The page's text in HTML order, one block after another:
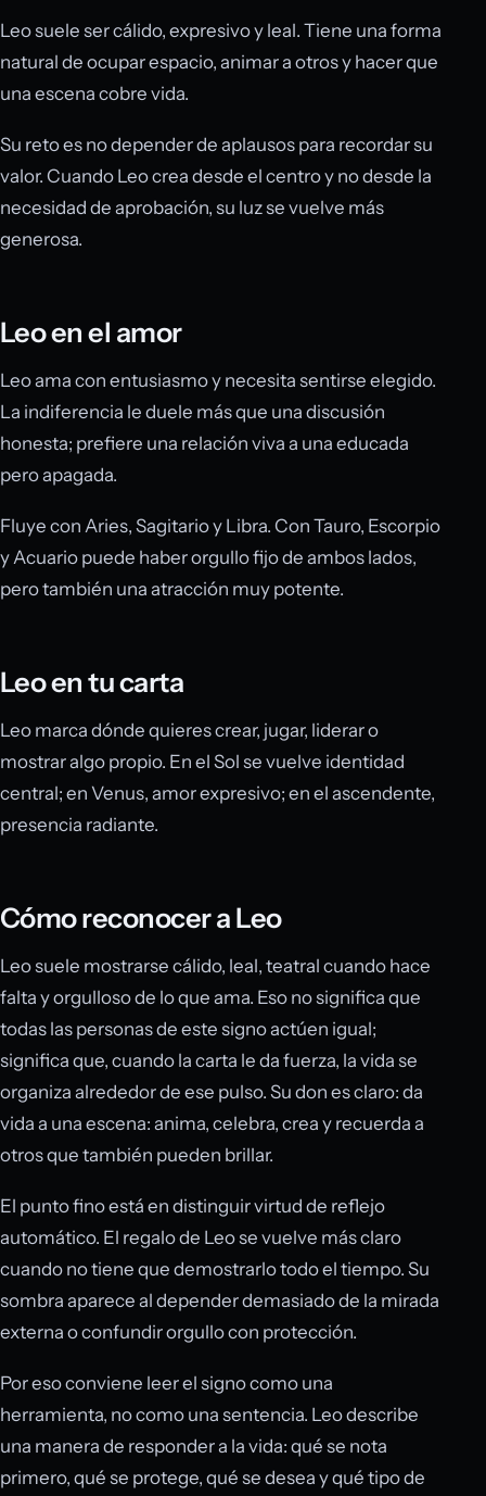
Leo suele ser cálido, expresivo y leal. Tiene una forma
natural de ocupar espacio, animar a otros y hacer que
una escena cobre vida.
Su reto es no depender de aplausos para recordar su
valor. Cuando Leo crea desde el centro y no desde la
necesidad de aprobación, su luz se vuelve más
generosa.
Leo en el amor
Leo ama con entusiasmo y necesita sentirse elegido.
La indiferencia le duele más que una discusión
honesta; prefiere una relación viva a una educada
pero apagada.
Fluye con Aries, Sagitario y Libra. Con Tauro, Escorpio
y Acuario puede haber orgullo fijo de ambos lados,
pero también una atracción muy potente.
Leo en tu carta
Leo marca dónde quieres crear, jugar, liderar o
mostrar algo propio. En el Sol se vuelve identidad
central; en Venus, amor expresivo; en el ascendente,
presencia radiante.
Cómo reconocer a Leo
Leo suele mostrarse cálido, leal, teatral cuando hace
falta y orgulloso de lo que ama. Eso no significa que
todas las personas de este signo actúen igual;
significa que, cuando la carta le da fuerza, la vida se
organiza alrededor de ese pulso. Su don es claro: da
vida a una escena: anima, celebra, crea y recuerda a
otros que también pueden brillar.
El punto fino está en distinguir virtud de reflejo
automático. El regalo de Leo se vuelve más claro
cuando no tiene que demostrarlo todo el tiempo. Su
sombra aparece al depender demasiado de la mirada
externa o confundir orgullo con protección.
Por eso conviene leer el signo como una
herramienta, no como una sentencia. Leo describe
una manera de responder a la vida: qué se nota
primero, qué se protege, qué se desea y qué tipo de